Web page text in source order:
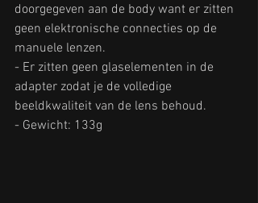
doorgegeven aan de body want er zitten
geen elektronische connecties op de
manuele lenzen.
- Er zitten geen glaselementen in de
adapter zodat je de volledige
beeldkwaliteit van de lens behoud.
- Gewicht: 133g